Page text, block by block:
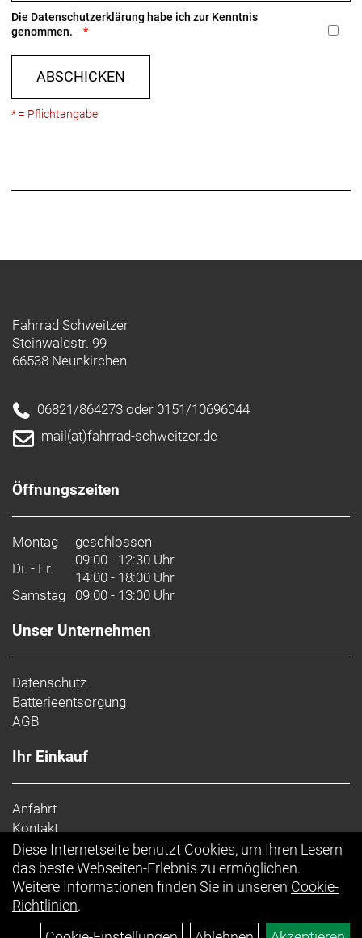
Die Datenschutzerklärung habe ich zur Kenntnis
genommen.
ABSCHICKEN
* = Pflichtangabe
Fahrrad Schweitzer
Steinwaldstr. 99
66538 Neunkirchen
06821/864273 oder 0151/10696044
mail(at)fahrrad-schweitzer.de
Öffnungszeiten
Montag
geschlossen
Di. - Fr.
09:00 - 12:30 Uhr
14:00 - 18:00 Uhr
Samstag 09:00 - 13:00 Uhr
Unser Unternehmen
Datenschutz
Batterieentsorgung
AGB
Ihr Einkauf
Anfahrt
Kontakt
Impressum
Top Artikel
Diese Internetseite benutzt Cookies, um Ihren Lesern
das beste Webseiten-Erlebnis zu ermöglichen.
Weitere Informationen finden Sie in unseren Cookie-
Richtlinien.